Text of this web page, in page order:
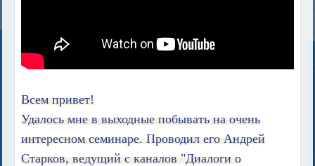
Всем привет!
Удалось мне в выходные побывать на очень
интересном семинаре. Проводил его Андрей
Старков, ведущий с каналов "Диалоги о